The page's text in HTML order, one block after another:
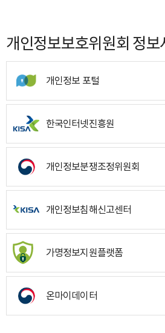
개인정보보호위원회 정보
개인정보 포털
한국인터넷진흥원
개인정보분쟁조정위원회
개인정보침해신고센터
가명정보지원플랫폼
온마이데이터